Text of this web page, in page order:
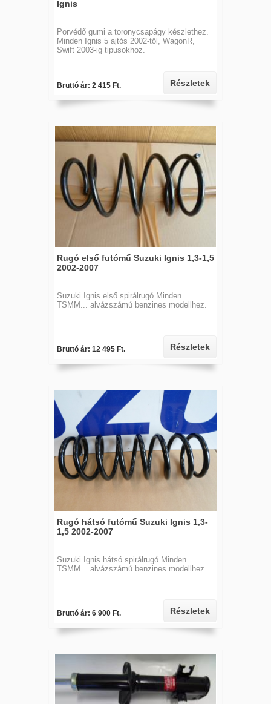
Ignis
Porvédő gumi a toronycsapágy készlethez.
Minden Ignis 5 ajtós 2002-től, WagonR,
Swift 2003-ig tipusokhoz.
Bruttó ár: 2 415 Ft. Részletek
Rugó első futómű Suzuki Ignis 1,3-1,5
2002-2007
Suzuki Ignis első spirálrugó Minden
TSMM... alvázszámú benzines modellhez.
Bruttó ár: 12 495 Ft. Részletek
Rugó hátsó futómű Suzuki Ignis 1,3-
1,5 2002-2007
Suzuki Ignis hátsó spirálrugó Minden
TSMM... alvázszámú benzines modellhez.
Bruttó ár: 6 900 Ft. Részletek